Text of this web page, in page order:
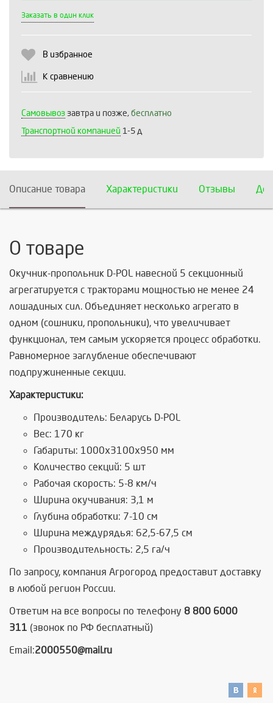
Заказать в один клик
В избранное
К сравнению
Самовывоз завтра и позже, бесплатно
Транспортной компанией 1-5 д
Описание товара Характеристики Отзывы
О товаре
Окучник-пропольник D-POL навесной 5 секционный
агрегатируется с тракторами мощностью не менее 24
лошадиных сил. Объединяет несколько агрегато в
одном (сошники, пропольники), что увеличивает
функционал, тем самым ускоряется процесс обработки.
Равномерное заглубление обеспечивают
подпружиненные секции.
Характеристики:
Производитель: Беларусь D-POL
Вес: 170 кг
Габариты: 1000х3100х950 мм
Количество секций: 5 шт
Рабочая скорость: 5-8 км/ч
Ширина окучивания: 3,1 м
Глубина обработки: 7-10 см
Ширина междурядья: 62,5-67,5 см
Производительность: 2,5 га/ч
По запросу, компания Агрогород предоставит доставку
в любой регион России.
Ответим на все вопросы по телефону 8 800 6000
311 (звонок по РФ бесплатный)
Email:2000550@mail.ru